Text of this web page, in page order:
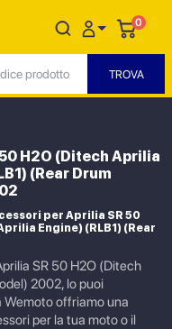
0
H2O (Ditech Aprilia
(Rear Drum
per Aprilia SR 50
Engine) (RLB1) (Rear
SR 50 H2O (Ditech
2002, lo puoi
Wemoto offriamo una
per la tua moto o il